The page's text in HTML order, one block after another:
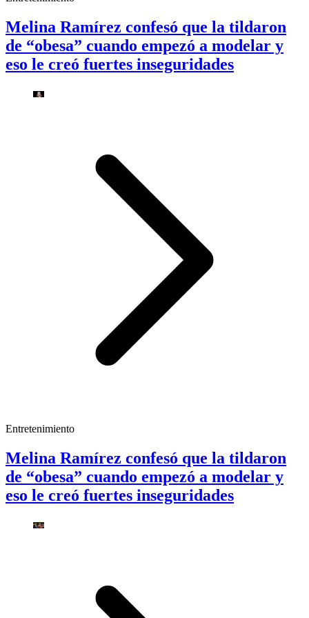
Melina Ramírez confesó que la tildaron
de “obesa” cuando empezó a modelar y
eso le creó fuertes inseguridades
Entretenimiento
Melina Ramírez confesó que la tildaron
de “obesa” cuando empezó a modelar y
eso le creó fuertes inseguridades